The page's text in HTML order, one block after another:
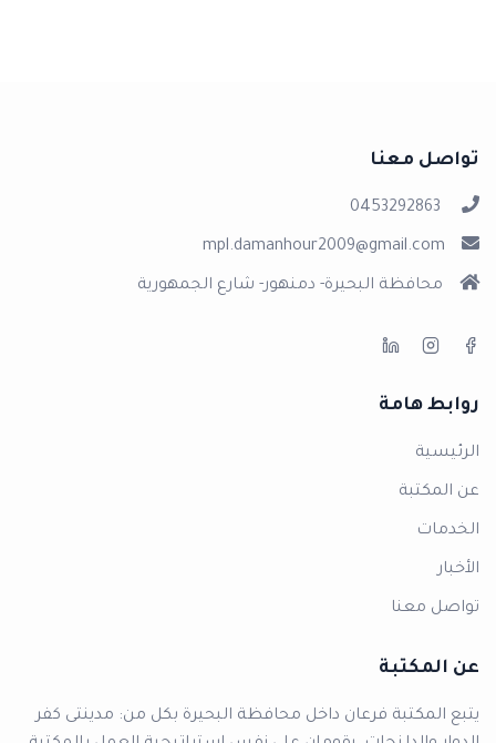
تواصل معنا
0453292863
mpl.damanhour2009@gmail.com
محافظة البحيرة- دمنهور- شارع الجمهورية
روابط هامة
الرئيسية
عن المكتبة
الخدمات
الأخبار
تواصل معنا
عن المكتبة
يتبع المكتبة فرعان داخل محافظة البحيرة بكل من: مدينتى كفر